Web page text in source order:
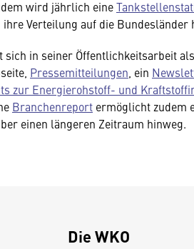
wird jährlich eine
Verteilung auf die Bundesländer
sich in seiner Öffentlichkeitsarbeit
Pressemitteilungen , ein
zur Energierohstoff- und
Branchenreport ermöglicht zudem
einen längeren Zeitraum hinweg.
Die WKO